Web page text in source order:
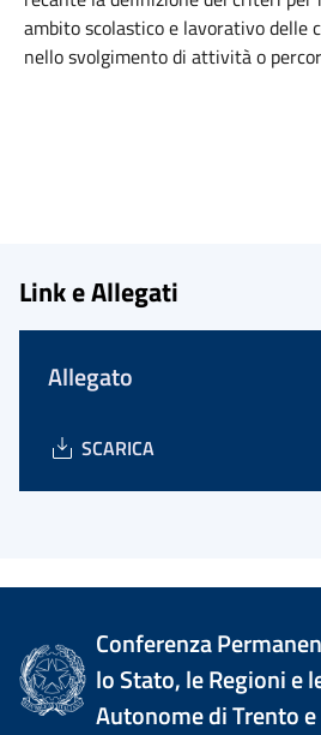
ambito scolastico e lavorativo delle
nello svolgimento di attività o
Link e Allegati
Allegato
SCARICA
Conferenza
lo Stato, le Regioni e
Autonome di Trento